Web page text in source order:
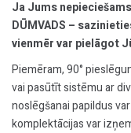
Ja Jums nepieciešams
DŪMVADS –
vienmēr var pielāgot
Piemēram, 90°
vai pasūtīt sistēmu ar
noslēgšanai papildus
komplektācijas var